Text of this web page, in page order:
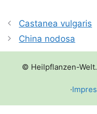
Castanea vulgaris
China nodosa
© Heilpflanzen-
·